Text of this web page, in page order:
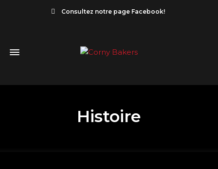
Consultez notre page Facebook!
Histoire